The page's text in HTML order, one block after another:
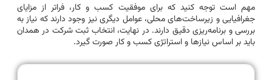
مهم است توجه کنید که برای موفقیت کسب و کار، فراتر از مزایای
جغرافیایی و زیرساخت‌های محلی، عوامل دیگری نیز وجود دارند که نیاز به
بررسی و برنامه‌ریزی دقیق دارند. در نهایت، انتخاب ثبت شرکت در همدان
باید بر اساس نیازها و استراتژی کسب و کار صورت گیرد.